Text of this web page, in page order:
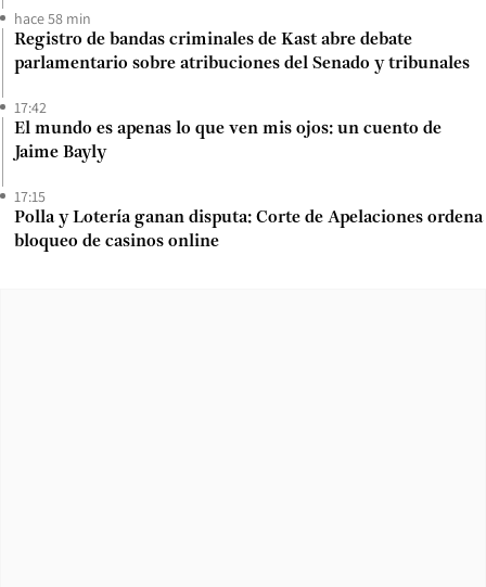
hace 58 min
Registro de bandas criminales de Kast abre debate
parlamentario sobre atribuciones del Senado y tribunales
17:42
El mundo es apenas lo que ven mis ojos: un cuento de
Jaime Bayly
17:15
Polla y Lotería ganan disputa: Corte de Apelaciones ordena
bloqueo de casinos online